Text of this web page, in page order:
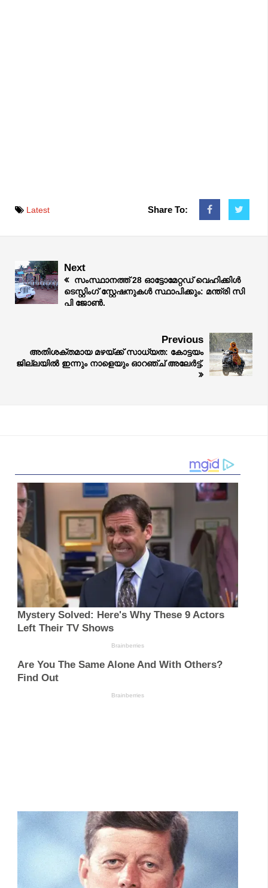
Latest Share To:
Next
സംസ്ഥാനത്ത് 28 ഓട്ടോമേറ്റഡ് വെഹിക്കിൾ
ടെസ്റ്റിംഗ് സ്റ്റേഷനുകൾ സ്ഥാപിക്കും: മന്ത്രി സി
പി ജോൺ.
Previous
അതിശക്തമായ മഴയ്ക്ക് സാധ്യത: കോട്ടയം
ജില്ലയിൽ ഇന്നും നാളെയും ഓറഞ്ച് അലേർട്ട്.